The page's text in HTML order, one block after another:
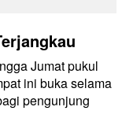
Jumat pukul
ini buka selama
pengunjung